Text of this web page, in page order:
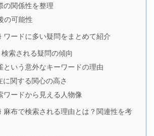
の関係性を整理
の可能性
ワードに多い疑問をまとめて紹介
検索される疑問の傾向
という意外なキーワードの理由
に関する関心の高さ
ワードから見える人物像
麻布で検索される理由とは？関連性を考